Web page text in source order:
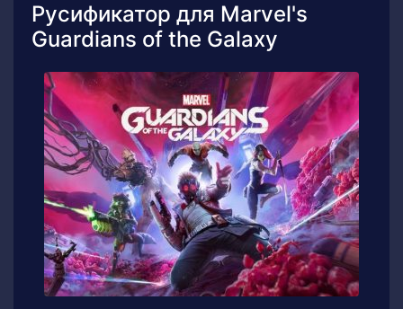
Русификатор для Marvel's
Guardians of the Galaxy